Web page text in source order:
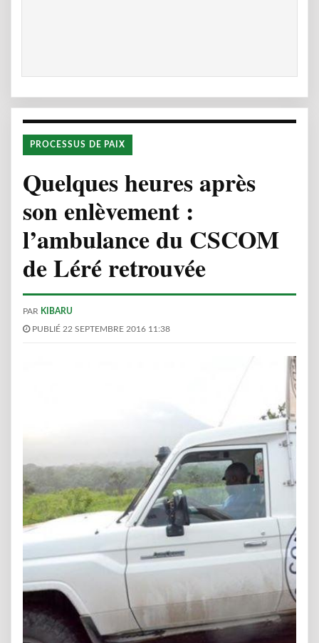
PROCESSUS DE PAIX
Quelques heures après
son enlèvement :
l’ambulance du CSCOM
de Léré retrouvée
PAR KIBARU
PUBLIÉ 22 SEPTEMBRE 2016 11:38